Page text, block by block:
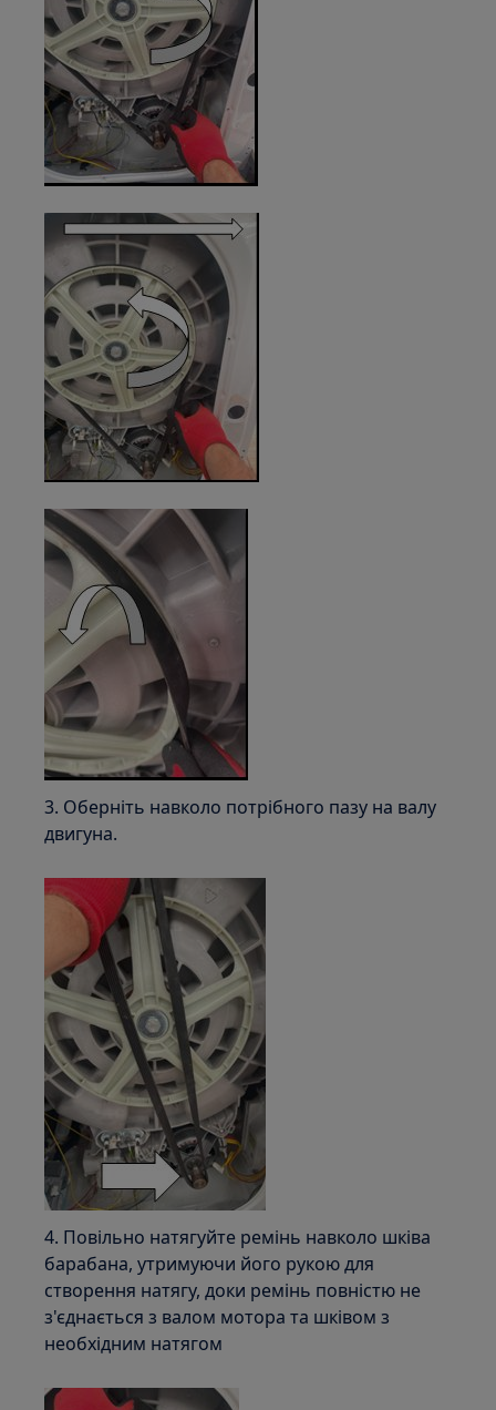
3. Оберніть навколо потрібного пазу на валу
двигуна.
4. Повільно натягуйте ремінь навколо шківа
барабана, утримуючи його рукою для
створення натягу, доки ремінь повністю не
з'єднається з валом мотора та шківом з
необхідним натягом